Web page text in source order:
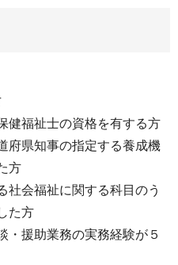
福祉士の資格を有する方
県知事の指定する養成機
方
会福祉に関する科目のう
た方
援助業務の実務経験が５